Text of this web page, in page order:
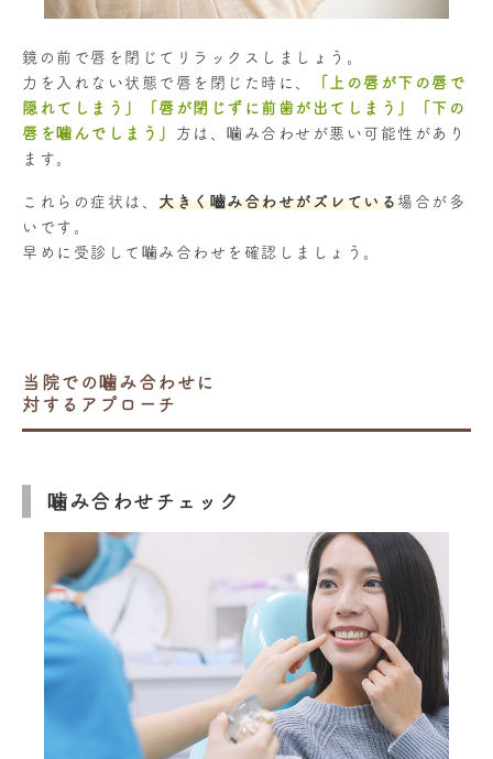
鏡の前で唇を閉じてリラックスしましょう。
力を入れない状態で唇を閉じた時に、
「上の唇が下の唇で
隠れてしまう」「唇が閉じずに前歯が出てしまう」「下の
唇を噛んでしまう」
方は、噛み合わせが悪い可能性があり
ます。
これらの症状は、 大きく嚙み合わせがズレている場合が多
いです。
早めに受診して噛み合わせを確認しましょう。
当院での噛み合わせに
対するアプローチ
噛み合わせチェック